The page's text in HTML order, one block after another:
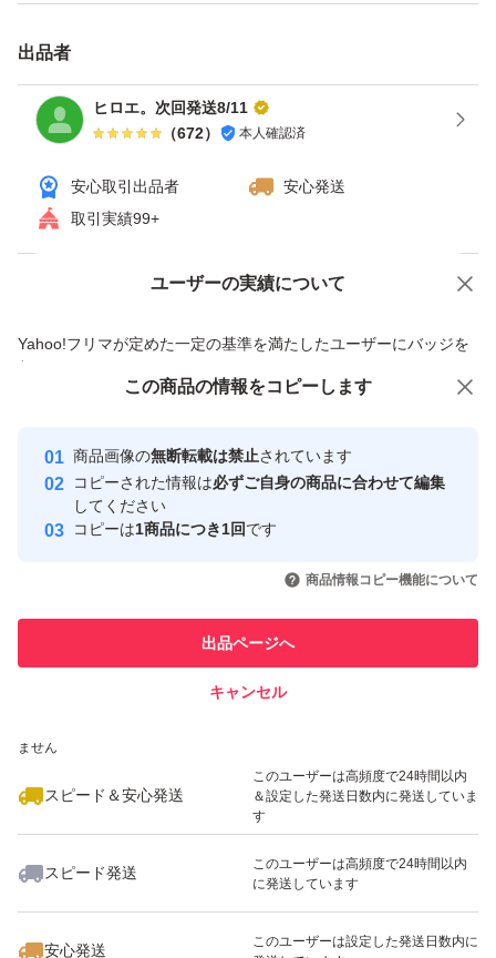
出品者
ヒロエ。次回発送8/11
（672） 本人確認済
安心取引出品者
安心発送
取引実績99+
ユーザーの実績について
Yahoo!フリマが定めた一定の基準を満たしたユーザーにバッジを
付与しています
安心取引出品者
心・安全なユーザーです
取引実績
引を完了させた実績があります
での取引実績があります
ません
スピード＆安心発送
このユーザーは高頻度で24時間以内
＆設定した発送日数内に発送していま
す
スピード発送
このユーザーは高頻度で24時間以内
に発送しています
安心発送
このユーザーは設定した発送日数内に
価格の相談 商品への質問
この商品の情報をコピーします
商品画像の無断転載は禁止されています
コピーされた情報は必ずご自身の商品に合わせて編集
してください
コピーは1商品につき1回です
商品情報コピー機能について
出品ページへ
キャンセル
この商品をみている人にオススメ
いいね！
3,200